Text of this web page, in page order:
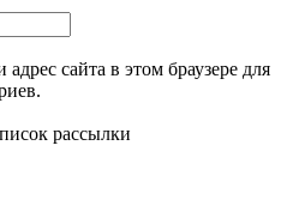
сайта в этом браузере для
рассылки